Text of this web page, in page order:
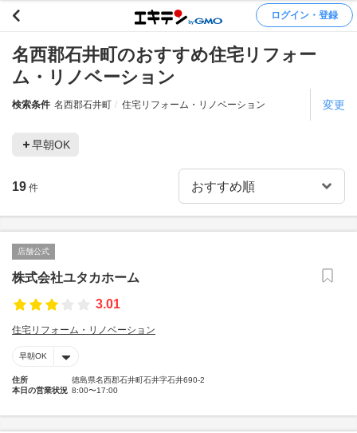
ログイン・登録
名西郡石井町のおすすめ住宅リフォー
ム・リノベーション
検索条件 名西郡石井町 住宅リフォーム・リノベーション 変更
早朝OK
19 件
店舗公式
株式会社ユタカホーム
3.01
住宅リフォーム・リノベーション
早朝OK
住所
徳島県名西郡石井町石井字石井690-2
本日の営業状況 8:00〜17:00